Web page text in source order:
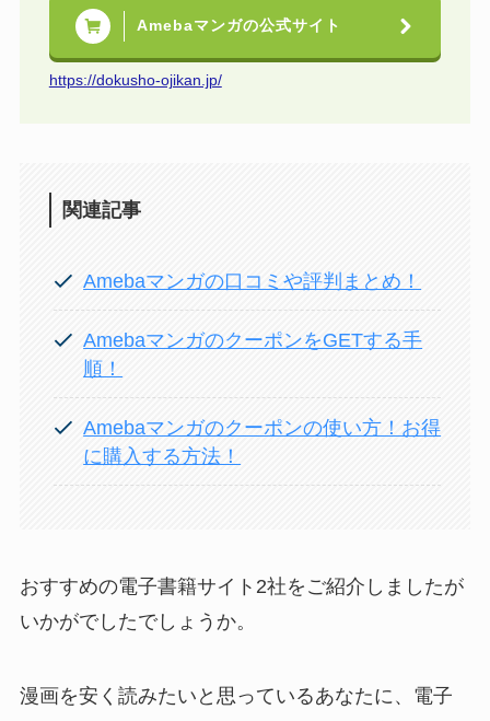
Amebaマンガの公式サイト
https://dokusho-ojikan.jp/
関連記事
Amebaマンガの口コミや評判まとめ！
AmebaマンガのクーポンをGETする手
順！
Amebaマンガのクーポンの使い方！お得
に購入する方法！
おすすめの電子書籍サイト2社をご紹介しましたが
いかがでしたでしょうか。
漫画を安く読みたいと思っているあなたに、電子